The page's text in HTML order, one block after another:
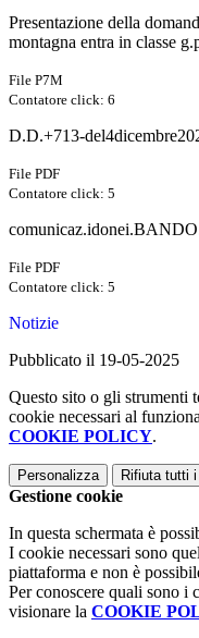
Presentazione della
montagna entra in classe
File P7M
Contatore click: 6
D.D.+713-
File PDF
Contatore click: 5
File PDF
Contatore click: 5
Notizie
Pubblicato il 19-05-2025
Questo sito o gli strumenti
cookie necessari al
COOKIE POLICY.
Personalizza Rifiuta tutti i
Gestione cookie
In questa schermata è
I cookie necessari sono
piattaforma e non è
Per conoscere quali sono i
visionare la COOKIE